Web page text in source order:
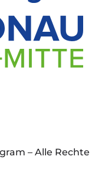
– Alle Rechte